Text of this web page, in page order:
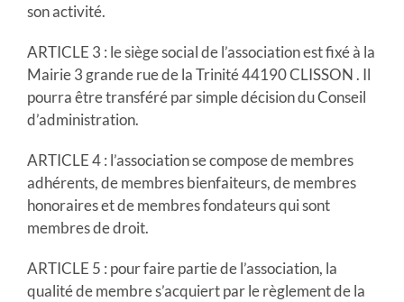
son activité.
ARTICLE 3 : le siège social de l’association est fixé à la
Mairie 3 grande rue de la Trinité 44190 CLISSON . Il
pourra être transféré par simple décision du Conseil
d’administration.
ARTICLE 4 : l’association se compose de membres
adhérents, de membres bienfaiteurs, de membres
honoraires et de membres fondateurs qui sont
membres de droit.
ARTICLE 5 : pour faire partie de l’association, la
qualité de membre s’acquiert par le règlement de la